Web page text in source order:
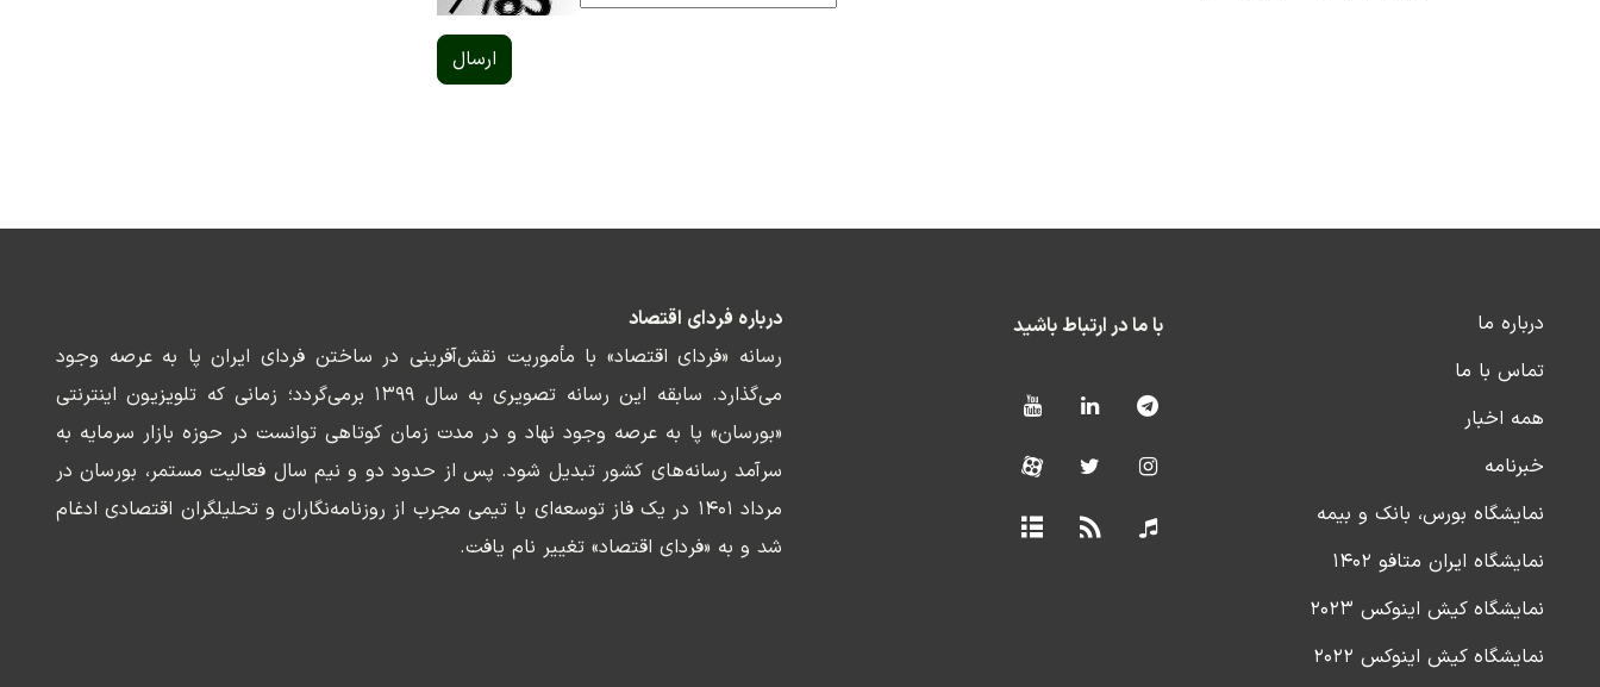
ارسال
درباره ما
تماس با ما
همه اخبار
خبرنامه
نمایشگاه بورس، بانک و بیمه
نمایشگاه ایران متافو ۱۴۰۲
نمایشگاه کیش اینوکس ۲۰۲۳
نمایشگاه کیش اینوکس ۲۰۲۲
با ما در ارتباط باشید
درباره فردای اقتصاد
رسانه «فردای اقتصاد» با مأموریت نقش‌آفرینی در ساختن فردای ایران پا به عرصه وجود
می‌گذارد. سابقه این رسانه تصویری به سال ۱۳۹۹ برمی‌گردد؛ زمانی که تلویزیون اینترنتی
«بورسان» پا به عرصه وجود نهاد و در مدت زمان کوتاهی توانست در حوزه بازار سرمایه به
سرآمد رسانه‌های کشور تبدیل شود. پس از حدود دو و نیم سال فعالیت مستمر، بورسان در
مرداد ۱۴۰۱ در یک فاز توسعه‌ای با تیمی مجرب از روزنامه‌نگاران و تحلیلگران اقتصادی ادغام
شد و به «فردای اقتصاد» تغییر نام یافت.